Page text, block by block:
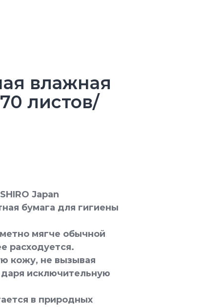
влажная
листов/
Japan
бумага для гигиены
мягче обычной
расходуется.
кожу, не вызывая
исключительную
в природных